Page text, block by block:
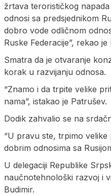
žrtava terorističkog
odnosi sa predsjednikom
dobro vode odličnom
Ruske Federacije”, rekao je
Smatra da je otvaranje
korak u razvijanju odnosa.
“Znamo i da trpite velike
nama”, istakao je Patrušev.
Dodik zahvalio se na
“U pravu ste, trpimo velike
dobrim odnosima sa
U delegaciji Republike
naučnotehnološki razvoj i
Budimir.